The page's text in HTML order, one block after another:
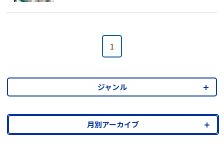
1
ジャンル
月別アーカイブ